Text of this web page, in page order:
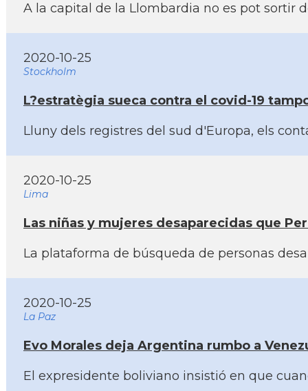
A la capital de la Llombardia no es pot sortir
2020-10-25
Stockholm
L?estratègia sueca contra el covid-19
Lluny dels registres del sud d'Europa, els
2020-10-25
Lima
Las niñas y mujeres desaparecidas que
La plataforma de búsqueda de personas
2020-10-25
La Paz
Evo Morales deja Argentina rumbo a
El expresidente boliviano insistió en que